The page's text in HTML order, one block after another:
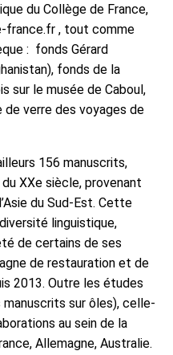
du Collège de France,
france.fr , tout comme
: fonds Gérard
fonds de la
sur le musée de Caboul,
de verre des voyages de
156 manuscrits,
XXe siècle, provenant
du Sud-Est. Cette
linguistique,
de certains de ses
de restauration et de
2013. Outre les études
sur ôles), celle-
au sein de la
Allemagne, Australie.